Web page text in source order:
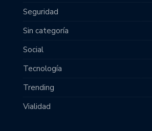
Seguridad
Sin categoría
Social
Tecnología
Trending
Vialidad